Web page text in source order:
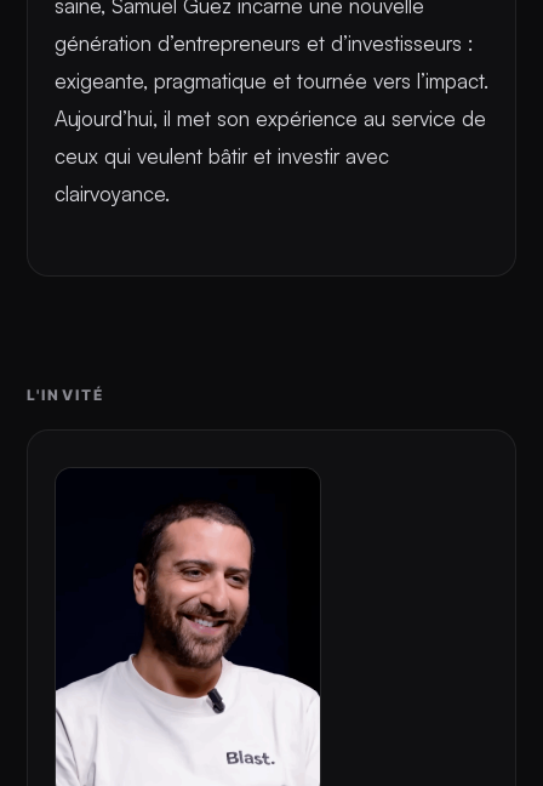
génération d’entrepreneurs et d’investisseurs :
exigeante, pragmatique et tournée vers l’impact.
Aujourd’hui, il met son expérience au service de
ceux qui veulent bâtir et investir avec
clairvoyance.
L'INVITÉ